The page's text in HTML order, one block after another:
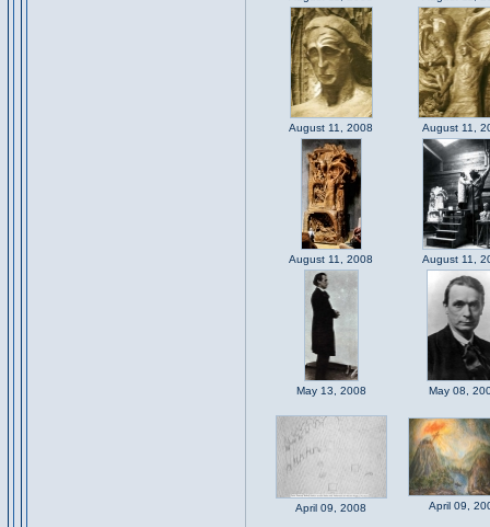
August 11, 2008 August 11,
August 11, 2008 August 11,
May 13, 2008 May 08,
April 09, 2008 April 09,